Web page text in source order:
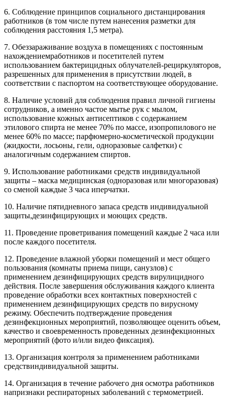
6. Соблюдение принципов социального дистанцирования
работников (в том числе путем нанесения разметки для
соблюдения расстояния 1,5 метра).
7. Обеззараживание воздуха в помещениях с постоянным
нахождениемработников и посетителей путем
использованием бактерицидных облучателей-рециркуляторов,
разрешенных для применения в присутствии людей, в
соответствии с паспортом на соответствующее оборудование.
8. Наличие условий для соблюдения правил личной гигиены
сотрудников, а именно частое мытье рук с мылом,
использование кожных антисептиков с содержанием
этилового спирта не менее 70% по массе, изопропилового не
менее 60% по массе; парфюмерно-косметической продукции
(жидкости, лосьоны, гели, одноразовые салфетки) с
аналогичным содержанием спиртов.
9. Использование работниками средств индивидуальной
защиты – маска медицинская (одноразовая или многоразовая)
со сменой каждые 3 часа иперчатки.
10. Наличие пятидневного запаса средств индивидуальной
защиты,дезинфицирующих и моющих средств.
11. Проведение проветривания помещений каждые 2 часа или
после каждого посетителя.
12. Проведение влажной уборки помещений и мест общего
пользования (комнаты приема пищи, санузлов) с
применением дезинфицирующих средств вирулицидного
действия. После завершения обслуживания каждого клиента
проведение обработки всех контактных поверхностей с
применением дезинфицирующих средств по вирусному
режиму. Обеспечить подтверждение проведения
дезинфекционных мероприятий, позволяющее оценить объем,
качество и своевременность проведенных дезинфекционных
мероприятий (фото и/или видео фиксация).
13. Организация контроля за применением работниками
средствиндивидуальной защиты.
14. Организация в течение рабочего дня осмотра работников
напризнаки респираторных заболеваний с термометрией.